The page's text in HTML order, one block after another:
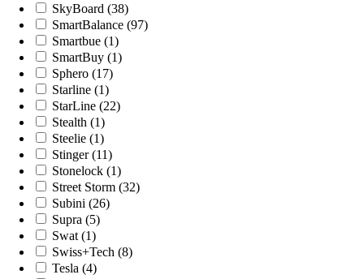
SkyBoard (38)
SmartBalance (97)
Smartbue (1)
SmartBuy (1)
Sphero (17)
Starline (1)
StarLine (22)
Stealth (1)
Steelie (1)
Stinger (11)
Stonelock (1)
Street Storm (32)
Subini (26)
Supra (5)
Swat (1)
Swiss+Tech (8)
Tesla (4)